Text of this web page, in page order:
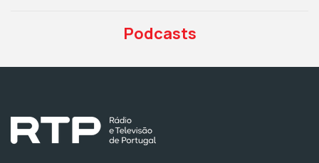
Podcasts